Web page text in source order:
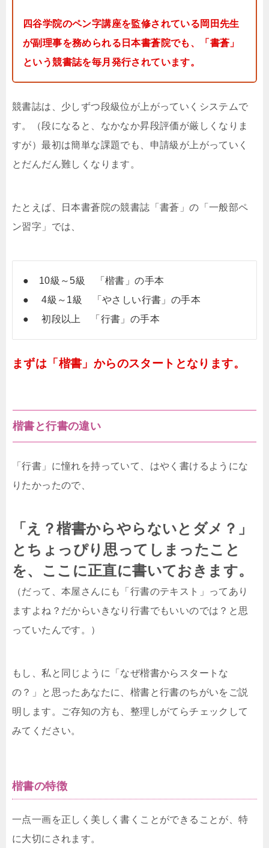
四谷学院のペン字講座を監修されている岡田先生
が副理事を務められる日本書蒼院でも、「書蒼」
という競書誌を毎月発行されています。
競書誌は、少しずつ段級位が上がっていくシステムで
す。（段になると、なかなか昇段評価が厳しくなりま
すが）最初は簡単な課題でも、申請級が上がっていく
とだんだん難しくなります。
たとえば、日本書蒼院の競書誌「書蒼」の「一般部ペ
ン習字」では、
● 10級～5級 「楷書」の手本
● 4級～1級 「やさしい行書」の手本
● 初段以上 「行書」の手本
まずは「楷書」からのスタートとなります。
楷書と行書の違い
「行書」に憧れを持っていて、はやく書けるようにな
りたかったので、
「え？楷書からやらないとダメ？」
とちょっぴり思ってしまったこと
を、ここに正直に書いておきます。
（だって、本屋さんにも「行書のテキスト」ってあり
ますよね？だからいきなり行書でもいいのでは？と思
っていたんです。）
もし、私と同じように「なぜ楷書からスタートな
の？」と思ったあなたに、楷書と行書のちがいをご説
明します。ご存知の方も、整理しがてらチェックして
みてください。
楷書の特徴
一点一画を正しく美しく書くことができることが、特
に大切にされます。